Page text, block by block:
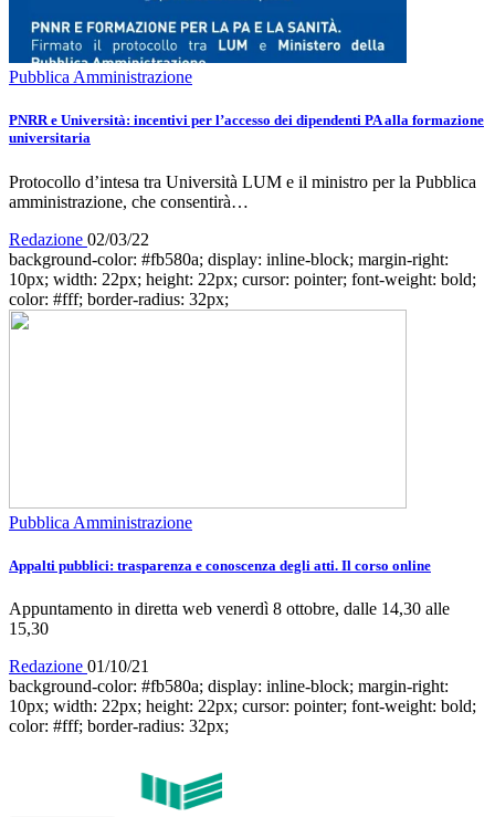
Pubblica Amministrazione
PNRR e Università: incentivi per l’accesso dei dipendenti PA alla formazione
universitaria
Protocollo d’intesa tra Università LUM e il ministro per la Pubblica
amministrazione, che consentirà…
Redazione 02/03/22
background-color: #fb580a; display: inline-block; margin-right:
10px; width: 22px; height: 22px; cursor: pointer; font-weight: bold;
color: #fff; border-radius: 32px;
Pubblica Amministrazione
Appalti pubblici: trasparenza e conoscenza degli atti. Il corso online
Appuntamento in diretta web venerdì 8 ottobre, dalle 14,30 alle
15,30
Redazione 01/10/21
background-color: #fb580a; display: inline-block; margin-right:
10px; width: 22px; height: 22px; cursor: pointer; font-weight: bold;
color: #fff; border-radius: 32px;